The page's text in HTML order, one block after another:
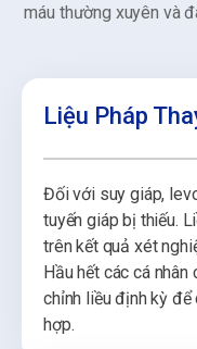
máu thường xuyên và
Liệu Pháp
Đối với suy giáp,
tuyến giáp bị thiếu.
trên kết quả xét
Hầu hết các cá
chỉnh liều định kỳ
hợp.